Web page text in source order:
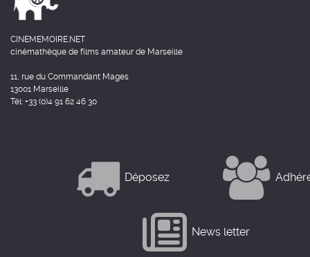
CINEMEMOIRE.NET
cinémathèque de films amateur de Marseille
11, rue du Commandant Mages
13001 Marseille
Tél: +33 (0)4 91 62 46 30
Déposez
News letter